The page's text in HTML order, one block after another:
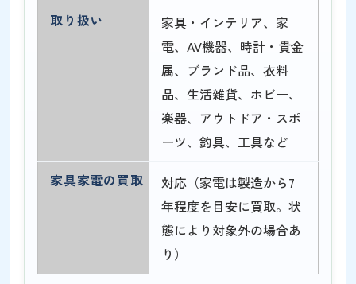
取り扱い
家具・インテリア、家
電、AV機器、時計・貴金
属、ブランド品、衣料
品、生活雑貨、ホビー、
楽器、アウトドア・スポ
ーツ、釣具、工具など
家具家電の買取
対応（家電は製造から7
年程度を目安に買取。状
態により対象外の場合あ
り）